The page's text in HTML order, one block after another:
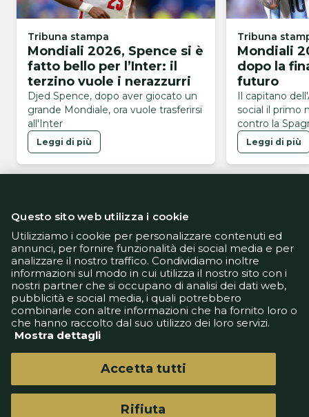
Tribuna stampa
Mondiali 2026, Spence si è
fatto bello per l’Inter: il
terzino vuole i nerazzurri
Djed Spence, dopo aver giocato un
grande Mondiale, ora vuole trasferirsi
all'Inter
Leggi di più
Tribuna
Mondiali
dopo la
futuro
Il capitano
social il primo
contro la
Mondiali 2026
Leggi di più
Informativa Privacy
Informativa Cookie
Tech App
Gestione preferenze
support@goldbetlive.it
Questo sito web utilizza i cookie
Utilizziamo i cookie per personalizzare contenuti ed
annunci, per fornire funzionalità dei social media e per
analizzare il nostro traffico. Condividiamo inoltre
informazioni sul modo in cui utilizza il nostro sito con i
nostri partner che si occupano di analisi dei dati web,
pubblicità e social media, i quali potrebbero
combinarle con altre informazioni che ha fornito loro o
che hanno raccolto dal suo utilizzo dei loro servizi.
Mostra dettagli
Rifiuta
Accetta tutti